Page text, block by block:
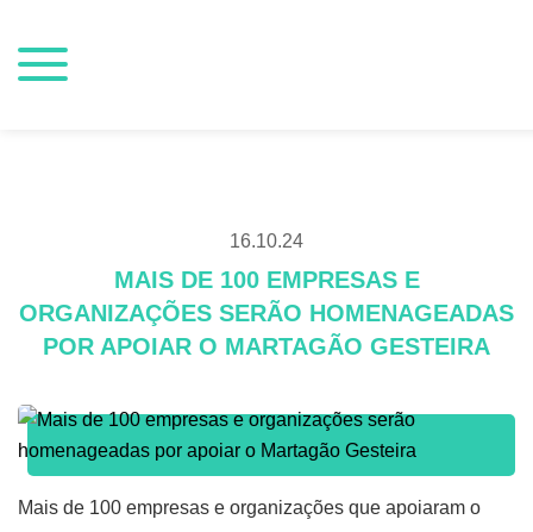
16.10.24
MAIS DE 100 EMPRESAS E
ORGANIZAÇÕES SERÃO HOMENAGEADAS
POR APOIAR O MARTAGÃO GESTEIRA
Mais de 100 empresas e organizações que apoiaram o